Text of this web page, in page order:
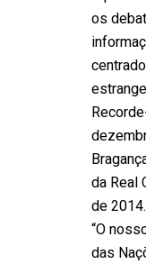
os
da Real
de 2014.
“O
das